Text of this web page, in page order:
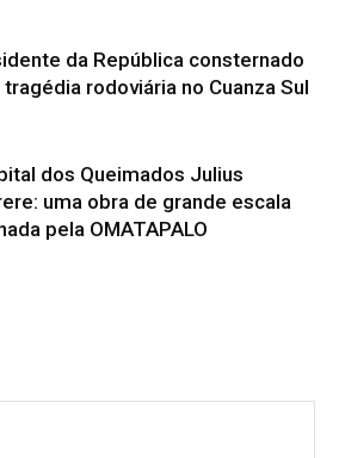
da República consternado
rodoviária no Cuanza Sul
dos Queimados Julius
uma obra de grande escala
pela OMATAPALO